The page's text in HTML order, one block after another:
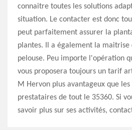
connaitre toutes les solutions
situation. Le contacter est donc
peut parfaitement assurer la
plantes. Il a également la
pelouse. Peu importe l'opération
vous proposera toujours un tarif
M Hervon plus avantageux que
prestataires de tout le 35360. Si
savoir plus sur ses activités,